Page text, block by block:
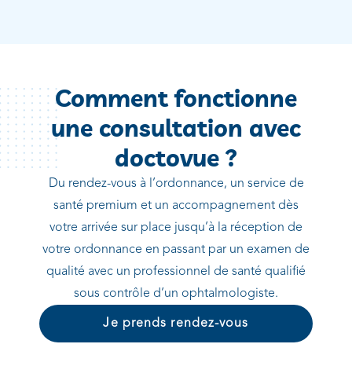
Comment fonctionne
une consultation avec
doctovue ?
Du rendez-vous à l’ordonnance, un service de
santé premium et un accompagnement dès
votre arrivée sur place jusqu’à la réception de
votre ordonnance en passant par un examen de
qualité avec un professionnel de santé qualifié
sous contrôle d’un ophtalmologiste.
Je prends rendez-vous